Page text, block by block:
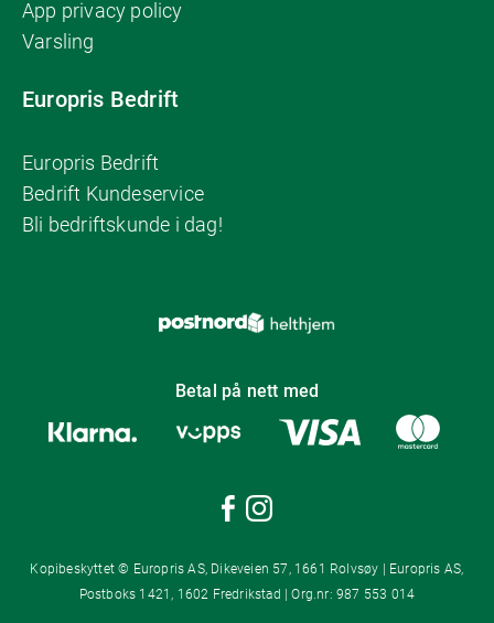
App privacy policy
Varsling
Europris Bedrift
Europris Bedrift
Bedrift Kundeservice
Bli bedriftskunde i dag!
Betal på nett med
Kopibeskyttet © Europris AS, Dikeveien 57, 1661 Rolvsøy | Europris AS,
Postboks 1421, 1602 Fredrikstad | Org.nr: 987 553 014